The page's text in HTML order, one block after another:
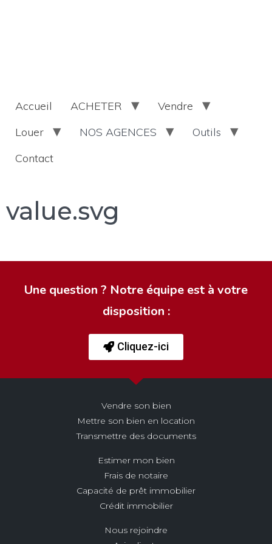
Accueil ACHETER
Vendre
Louer
NOS AGENCES
Outils
Contact
value.svg
Une question ? Notre équipe est à votre
disposition :
Cliquez-ici
Vendre son bien
Mettre son bien en location
Transmettre des documents
Estimer mon bien
Frais de notaire
Capacité de prêt immobilier
Crédit immobilier
Nous rejoindre